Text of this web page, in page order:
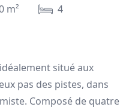
m²
4
situé aux
pas des pistes, dans
Composé de quatre